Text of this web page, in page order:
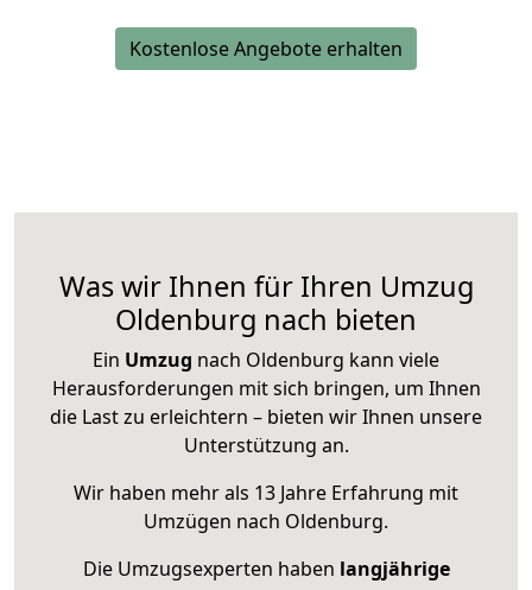
Kostenlose Angebote erhalten
Was wir Ihnen für Ihren Umzug
Oldenburg nach bieten
Ein Umzug nach Oldenburg kann viele
Herausforderungen mit sich bringen, um Ihnen
die Last zu erleichtern – bieten wir Ihnen unsere
Unterstützung an.
Wir haben mehr als 13 Jahre Erfahrung mit
Umzügen nach Oldenburg.
Die Umzugsexperten haben langjährige